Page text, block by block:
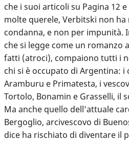
che i suoi articoli su Pagina 12
molte querele, Verbitski non ha
condanna, e non per impunità.
che si legge come un romanzo
fatti (atroci), compaiono tutti i
chi si è occupato di Argentina: i
Aramburu e Primatesta, i
Tortolo, Bonamin e Grasselli, il
Ma anche quello dell’attuale
Bergoglio, arcivescovo di
dice ha rischiato di diventare il